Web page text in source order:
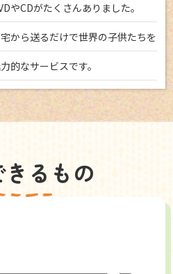
やCDがたくさんありました。
から送るだけで世界の子供たちを
的なサービスです。
るもの